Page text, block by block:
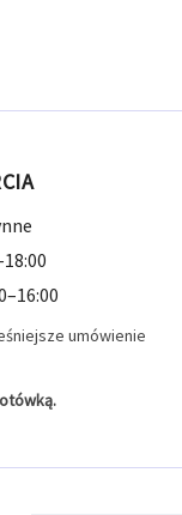
umówienie